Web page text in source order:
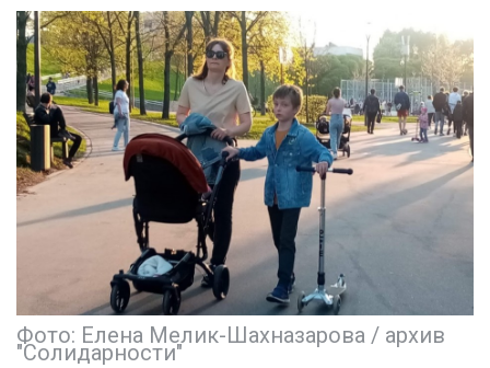
Фото: Елена Мелик-Шахназарова / архив
"Солидарности"